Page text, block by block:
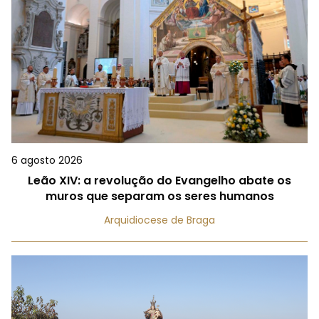
6 agosto 2026
Leão XIV: a revolução do Evangelho abate os
muros que separam os seres humanos
Arquidiocese de Braga